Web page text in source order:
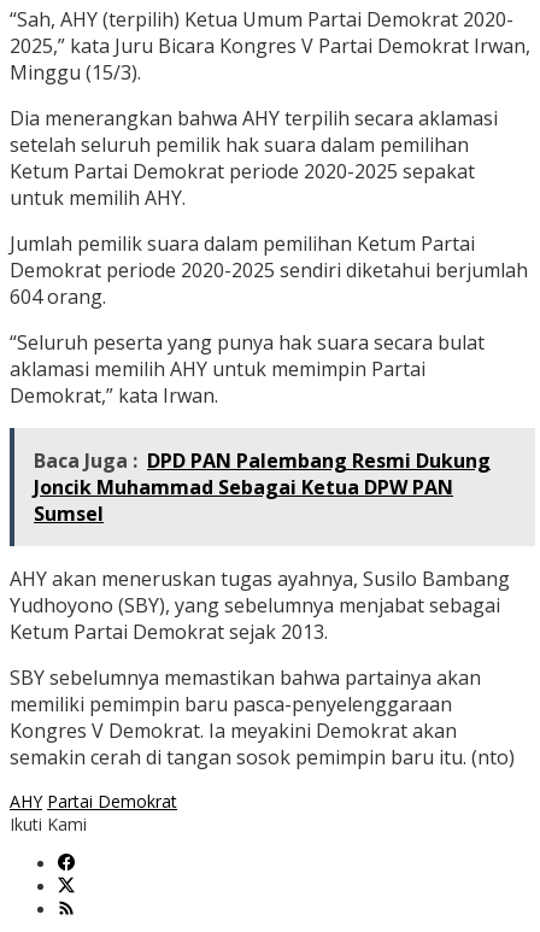
“Sah, AHY (terpilih) Ketua Umum Partai Demokrat 2020-
2025,” kata Juru Bicara Kongres V Partai Demokrat Irwan,
Minggu (15/3).
Dia menerangkan bahwa AHY terpilih secara aklamasi
setelah seluruh pemilik hak suara dalam pemilihan
Ketum Partai Demokrat periode 2020-2025 sepakat
untuk memilih AHY.
Jumlah pemilik suara dalam pemilihan Ketum Partai
Demokrat periode 2020-2025 sendiri diketahui berjumlah
604 orang.
“Seluruh peserta yang punya hak suara secara bulat
aklamasi memilih AHY untuk memimpin Partai
Demokrat,” kata Irwan.
Baca Juga : DPD PAN Palembang Resmi Dukung
Joncik Muhammad Sebagai Ketua DPW PAN
Sumsel
AHY akan meneruskan tugas ayahnya, Susilo Bambang
Yudhoyono (SBY), yang sebelumnya menjabat sebagai
Ketum Partai Demokrat sejak 2013.
SBY sebelumnya memastikan bahwa partainya akan
memiliki pemimpin baru pasca-penyelenggaraan
Kongres V Demokrat. Ia meyakini Demokrat akan
semakin cerah di tangan sosok pemimpin baru itu. (nto)
AHY Partai Demokrat
Ikuti Kami